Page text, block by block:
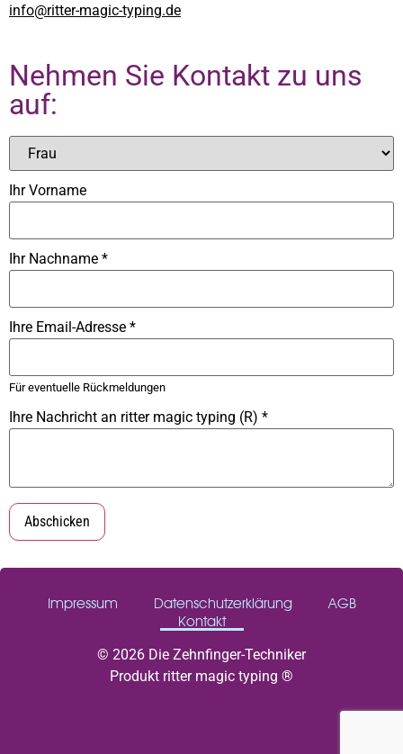
info@ritter-magic-typing.de
Nehmen Sie Kontakt zu uns
auf:
Ihr Vorname
Ihr Nachname *
Ihre Email-Adresse *
Für eventuelle Rückmeldungen
Ihre Nachricht an ritter magic typing (R) *
Abschicken
Impressum Datenschutzerklärung
AGB
Kontakt
© 2026 Die Zehnfinger-Techniker
Produkt ritter magic typing ®